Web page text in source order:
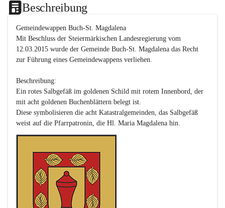
Beschreibung
Gemeindewappen Buch-St. Magdalena
Mit Beschluss der Steiermärkischen Landesregierung vom
12.03.2015 wurde der Gemeinde Buch-St. Magdalena das Recht
zur Führung eines Gemeindewappens verliehen.
Beschreibung:
Ein rotes Salbgefäß im goldenen Schild mit rotem Innenbord, der
mit acht goldenen Buchenblättern belegt ist.
Diese symbolisieren die acht Katastralgemeinden, das Salbgefäß